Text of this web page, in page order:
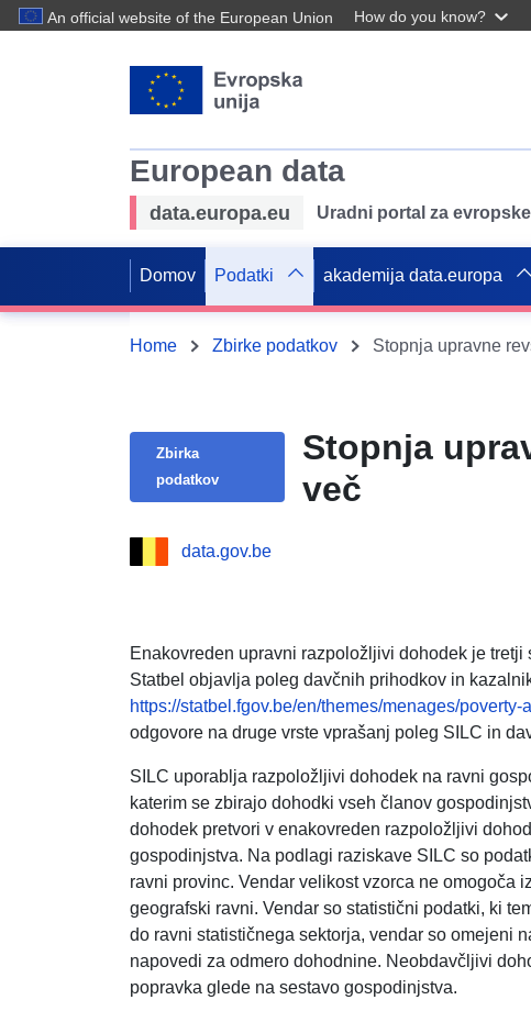
An official website of the European Union How do you know?
European data
data.europa.eu Uradni portal za
Domov Podatki akademija data.europa
Home Zbirke podatkov Stopnja upravne
Zbirka
podatkov
Stopnja
več
data.gov.be
Enakovreden upravni razpoložljivi dohodek je tretji
Statbel objavlja poleg davčnih prihodkov in
https://statbel.fgov.be/en/themes/menages/
odgovore na druge vrste vprašanj poleg SILC in
SILC uporablja razpoložljivi dohodek na ravni
katerim se zbirajo dohodki vseh članov
dohodek pretvori v enakovreden razpoložljivi
gospodinjstva. Na podlagi raziskave SILC so
ravni provinc. Vendar velikost vzorca ne omogoča
geografski ravni. Vendar so statistični podatki, ki
do ravni statističnega sektorja, vendar so omejeni
napovedi za odmero dohodnine. Neobdavčljivi
popravka glede na sestavo gospodinjstva.